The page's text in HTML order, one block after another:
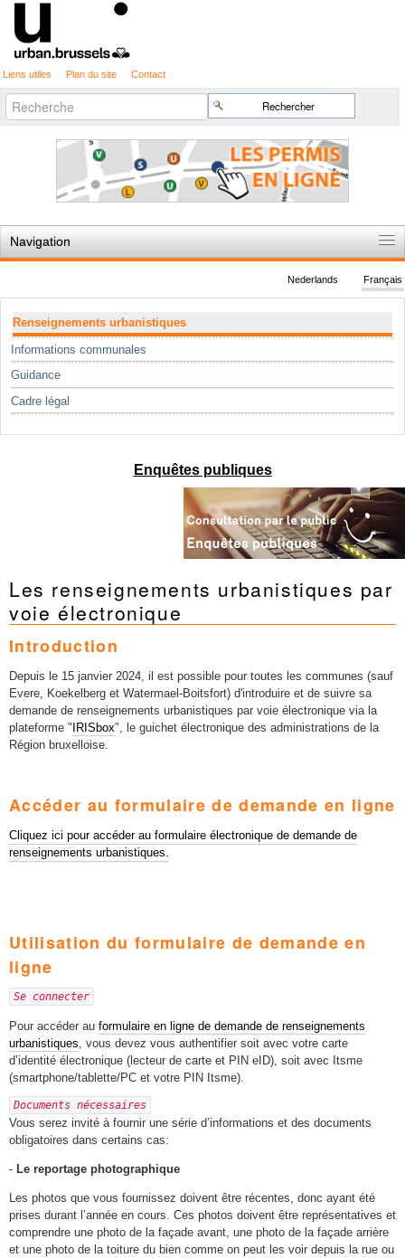
Liens utiles Plan du site Contact
Chercher par
Recherche
avancée…
Navigation
Règles du jeu
Permis d'urbanisme
Cartographie
Etudes et publications
Mots-clés
Renseignements urbanistiques
Français
Nederlands
Renseignements urbanistiques
Informations communales
Guidance
Cadre légal
Enquêtes publiques
Les renseignements urbanistiques par
voie électronique
Introduction
Depuis le 15 janvier 2024, il est possible pour toutes les communes (sauf
Evere, Koekelberg et Watermael-Boitsfort) d'introduire et de suivre sa
demande de renseignements urbanistiques par voie électronique via la
plateforme "IRISbox", le guichet électronique des administrations de la
Région bruxelloise.
Accéder au formulaire de demande en ligne
Cliquez ici pour accéder au formulaire électronique de demande de
renseignements urbanistiques.
Utilisation du formulaire de demande en
ligne
Se connecter
Pour accéder au formulaire en ligne de demande de renseignements
urbanistiques , vous devez vous authentifier soit avec votre carte
d’identité électronique (lecteur de carte et PIN eID), soit avec Itsme
(smartphone/tablette/PC et votre PIN Itsme).
Documents nécessaires
Vous serez invité à fournir une série d’informations et des documents
obligatoires dans certains cas:
- Le reportage photographique
Les photos que vous fournissez doivent être récentes, donc ayant été
prises durant l’année en cours. Ces photos doivent être représentatives et
comprendre une photo de la façade avant, une photo de la façade arrière
et une photo de la toiture du bien comme on peut les voir depuis la rue ou